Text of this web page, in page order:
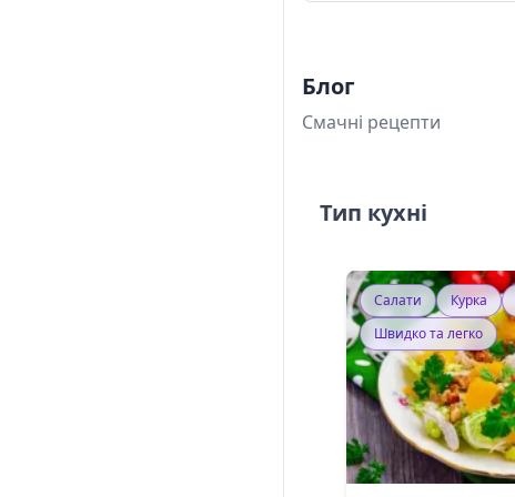
Блог
Смачні рецепти
Тип кухні
Салати Курка
Швидко та легко